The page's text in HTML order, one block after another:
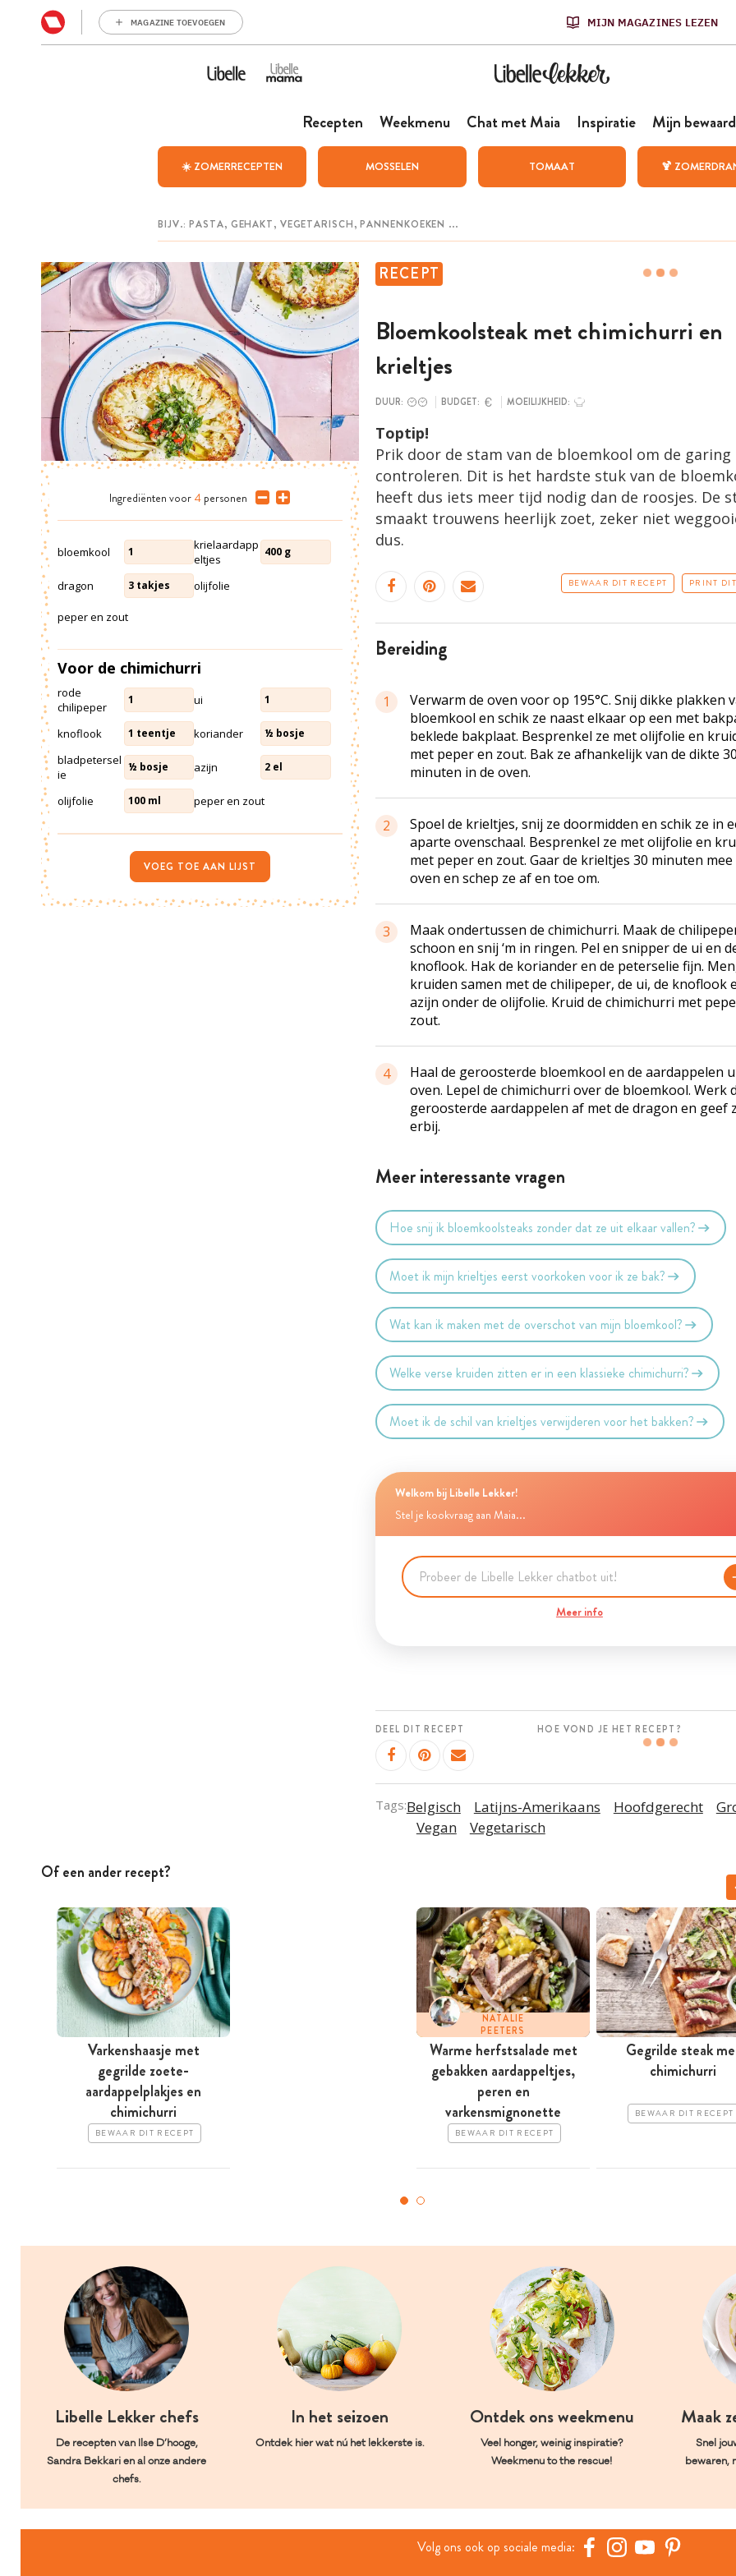
MAGAZINE TOEVOEGEN MIJN MAGAZINES LEZEN
Recepten Weekmenu Chat met Maia Inspiratie Mijn
☀️ ZOMERRECEPTEN MOSSELEN TOMAAT 🍹
RECEPT
Bloemkoolsteak met chimichurri en
krieltjes
DUUR: BUDGET: MOEILIJKHEID:
Toptip!
Prik door de stam van de bloemkool om de garing
controleren. Dit is het hardste stuk van de
heeft dus iets meer tijd nodig dan de roosjes. De
smaakt trouwens heerlijk zoet, zeker niet
dus.
BEWAAR DIT RECEPT PRINT
bereiding
1
Verwarm de oven voor op 195°C. Snij dikke plakken
bloemkool en schik ze naast elkaar op een met
beklede bakplaat. Besprenkel ze met olijfolie en
met peper en zout. Bak ze afhankelijk van de dikte
minuten in de oven.
2
Spoel de krieltjes, snij ze doormidden en schik ze in
aparte ovenschaal. Besprenkel ze met olijfolie en
met peper en zout. Gaar de krieltjes 30 minuten mee
oven en schep ze af en toe om.
3
Maak ondertussen de chimichurri. Maak de
schoon en snij ‘m in ringen. Pel en snipper de ui en
knoflook. Hak de koriander en de peterselie fijn.
kruiden samen met de chilipeper, de ui, de knoflook
azijn onder de olijfolie. Kruid de chimichurri met
zout.
4
Haal de geroosterde bloemkool en de aardappelen
oven. Lepel de chimichurri over de bloemkool. Werk
geroosterde aardappelen af met de dragon en geef
erbij.
Meer interessante vragen
Hoe snij ik bloemkoolsteaks zonder dat ze uit elkaar vallen?
Moet ik mijn krieltjes eerst voorkoken voor ik ze bak?
Wat kan ik maken met de overschot van mijn bloemkool?
Welke verse kruiden zitten er in een klassieke chimichurri?
Moet ik de schil van krieltjes verwijderen voor het bakken?
Welkom bij Libelle Lekker!
Stel je kookvraag aan Maia...
Meer info
DEEL DIT RECEPT HOE VOND JE HET RECEPT?
Tags:Belgisch Latijns-Amerikaans Hoofdgerecht
Vegan
Vegetarisch
Ingrediënten voor 4 personen
bloemkool 1
krielaardapp
eltjes
400 g
dragon 3 takjes olijfolie
peper en zout
Voor de chimichurri
rode
chilipeper
1 ui 1
knoflook 1 teentje koriander ½ bosje
bladpetersel
ie
½ bosje azijn 2 el
olijfolie 100 ml peper en zout
VOEG TOE AAN LIJST
Of een ander recept?
Varkenshaasje met
gegrilde zoete-
aardappelplakjes en
chimichurri
BEWAAR DIT RECEPT
NATALIE
PEETERS
Warme herfstsalade met
gebakken ­aardappeltjes,
peren en
varkensmignonette
BEWAAR DIT RECEPT
Gegrilde steak
chimichurri
BEWAAR DIT RECEPT
Libelle Lekker chefs
De recepten van Ilse D’hooge,
Sandra Bekkari en al onze andere
chefs.
In het seizoen
Ontdek hier wat nú het lekkerste is.
Ontdek ons weekmenu
Veel honger, weinig inspiratie?
Weekmenu to the rescue!
Maak
Snel
bewaren,
Volg ons ook op sociale media: